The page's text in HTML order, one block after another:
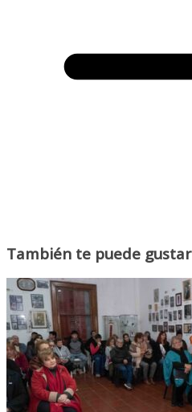
También te puede gustar